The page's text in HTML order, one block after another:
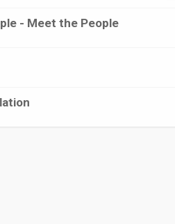
- Meet the People